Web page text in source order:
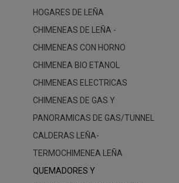
HOGARES DE LEÑA
CHIMENEAS DE LEÑA -
CHIMENEAS CON HORNO
CHIMENEA BIO ETANOL
CHIMENEAS ELECTRICAS
CHIMENEAS DE GAS Y
PANORAMICAS DE GAS/TUNNEL
CALDERAS LEÑA-
TERMOCHIMENEA LEÑA
QUEMADORES Y